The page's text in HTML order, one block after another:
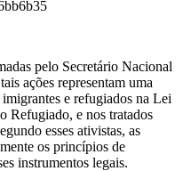
pelo Secretário Nacional
ações representam uma
e refugiados na Lei
Refugiado, e nos tratados
esses ativistas, as
os princípios de
instrumentos legais.